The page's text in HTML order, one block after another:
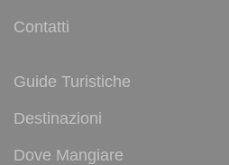
Contatti
Guide Turistiche
Destinazioni
Dove Mangiare